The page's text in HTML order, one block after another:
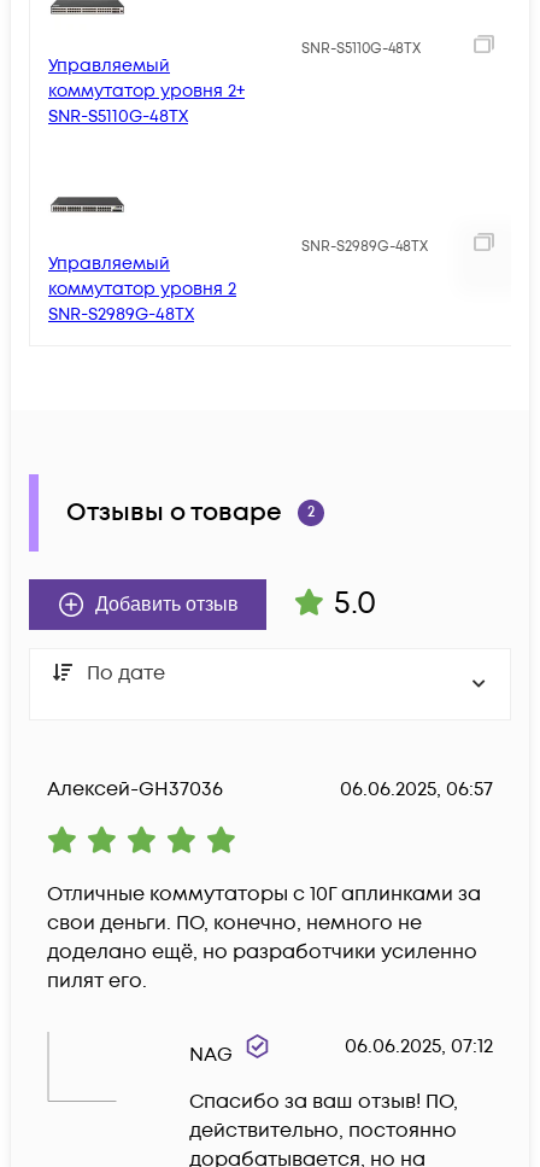
Управляемый
коммутатор уровня 2+
SNR-S5110G-48TX
SNR-S5110G-48TX
Управляемый
коммутатор уровня 2
SNR-S2989G-48TX
SNR-S2989G-48TX
Отзывы о товаре 2
Добавить отзыв 5.0
По дате
Алексей-GH37036 06.06.2025, 06:57
Отличные коммутаторы с 10Г аплинками за
свои деньги. ПО, конечно, немного не
доделано ещё, но разработчики усиленно
пилят его.
NAG 06.06.2025, 07:12
Спасибо за ваш отзыв! ПО,
действительно, постоянно
дорабатывается, но на